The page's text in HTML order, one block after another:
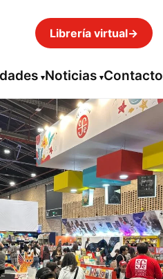
Librería virtual→
Noticias Contacto